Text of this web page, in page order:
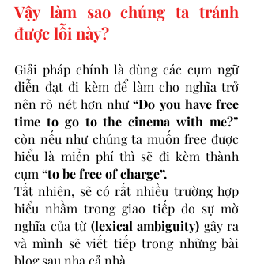
Vậy làm sao chúng ta tránh
được lỗi này?
Giải pháp chính là dùng các cụm ngữ
diễn đạt đi kèm để làm cho nghĩa trở
nên rõ nét hơn như “Do you have free
time to go to the cinema with me?”
còn nếu như chúng ta muốn free được
hiểu là miễn phí thì sẽ đi kèm thành
cụm “to be free of charge”.
Tất nhiên, sẽ có rất nhiều trường hợp
hiểu nhầm trong giao tiếp do sự mờ
nghĩa của từ (lexical ambiguity) gây ra
và mình sẽ viết tiếp trong những bài
blog sau nha cả nhà.